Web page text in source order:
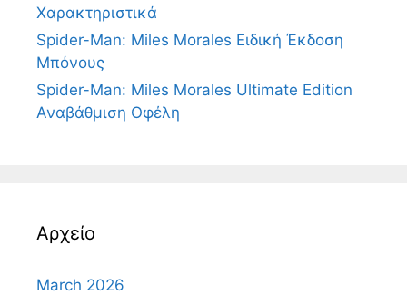
Χαρακτηριστικά
Spider-Man: Miles Morales Ειδική Έκδοση
Μπόνους
Spider-Man: Miles Morales Ultimate Edition
Αναβάθμιση Οφέλη
Αρχείο
March 2026